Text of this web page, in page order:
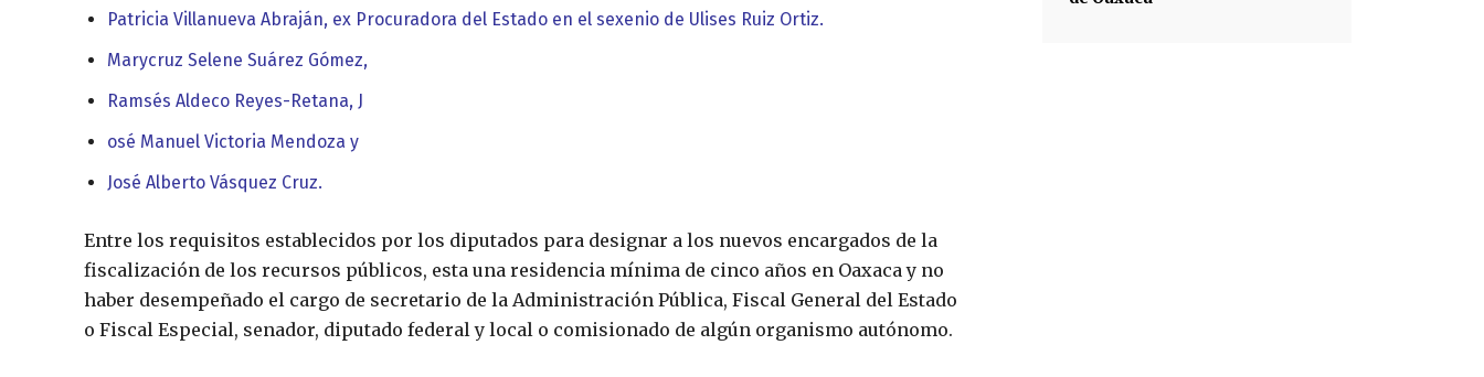
Patricia Villanueva Abraján, ex Procuradora del Estado en el sexenio de Ulises Ruiz Ortiz.
Marycruz Selene Suárez Gómez,
Ramsés Aldeco Reyes-Retana, J
osé Manuel Victoria Mendoza y
José Alberto Vásquez Cruz.
Entre los requisitos establecidos por los diputados para designar a los nuevos encargados de la
fiscalización de los recursos públicos, esta una residencia mínima de cinco años en Oaxaca y no
haber desempeñado el cargo de secretario de la Administración Pública, Fiscal General del Estado
o Fiscal Especial, senador, diputado federal y local o comisionado de algún organismo autónomo.